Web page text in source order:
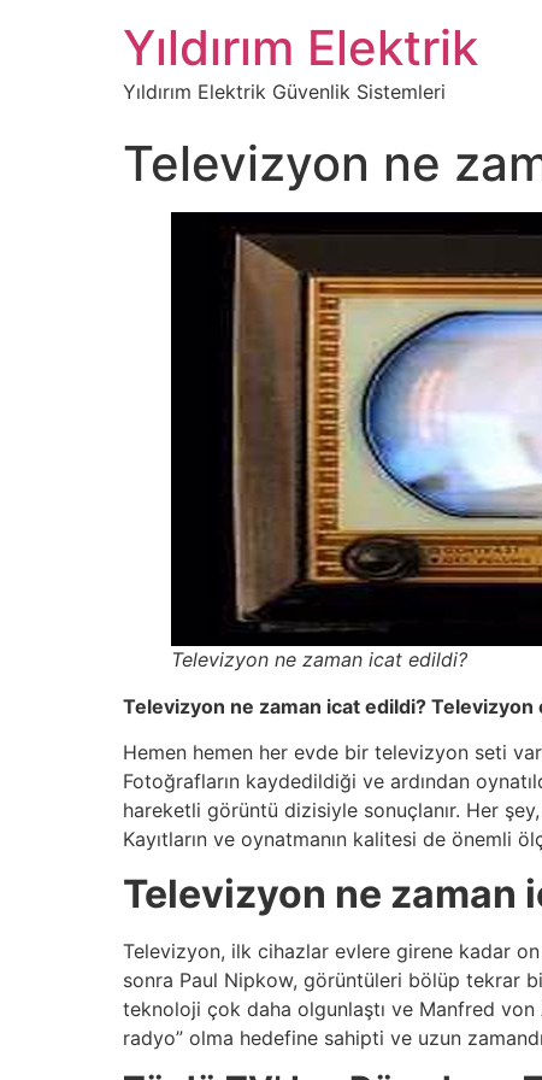
Yıldırım Elektrik
Yıldırım Elektrik Güvenlik Sistemleri
Televizyon ne
Televizyon ne zaman icat edildi?
Televizyon ne zaman icat edildi? Televizyon
Hemen hemen her evde bir televizyon seti
Fotoğrafların kaydedildiği ve ardından
hareketli görüntü dizisiyle sonuçlanır. Her
Kayıtların ve oynatmanın kalitesi de önemli
Televizyon ne zaman
Televizyon, ilk cihazlar evlere girene kadar
sonra Paul Nipkow, görüntüleri bölüp tekrar
teknoloji çok daha olgunlaştı ve Manfred
radyo” olma hedefine sahipti ve uzun